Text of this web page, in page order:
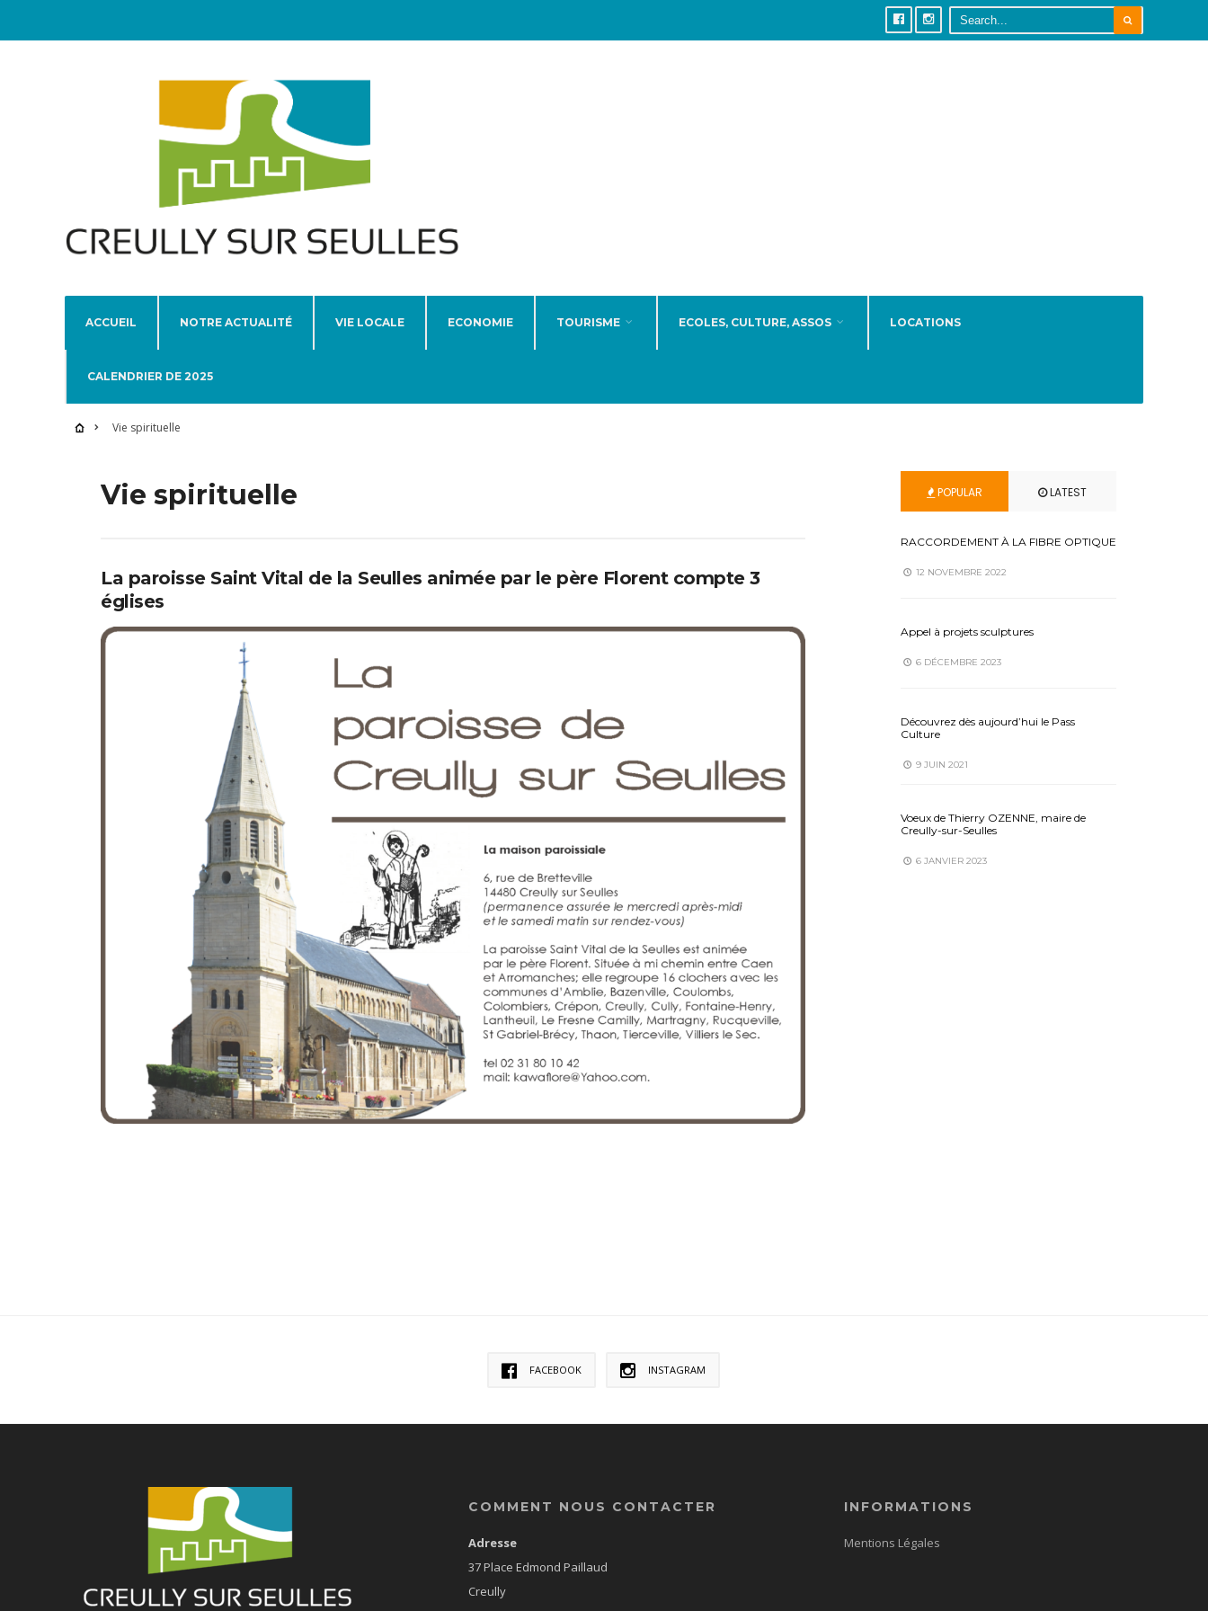
ACCUEIL NOTRE ACTUALITÉ VIE LOCALE ECONOMIE TOURISME ECOLES, CULTURE, ASSOS LOCATIONS
CALENDRIER DE 2025
Vie spirituelle
Vie spirituelle
La paroisse Saint Vital de la Seulles animée par le père Florent compte 3
églises
POPULAR LATEST
RACCORDEMENT À LA FIBRE OPTIQUE
12 NOVEMBRE 2022
Appel à projets sculptures
6 DÉCEMBRE 2023
Découvrez dès aujourd’hui le Pass
Culture
9 JUIN 2021
Voeux de Thierry OZENNE, maire de
Creully-sur-Seulles
6 JANVIER 2023
FACEBOOK INSTAGRAM
COMMENT NOUS CONTACTER
Adresse
37 Place Edmond Paillaud
Creully
INFORMATIONS
Mentions Légales